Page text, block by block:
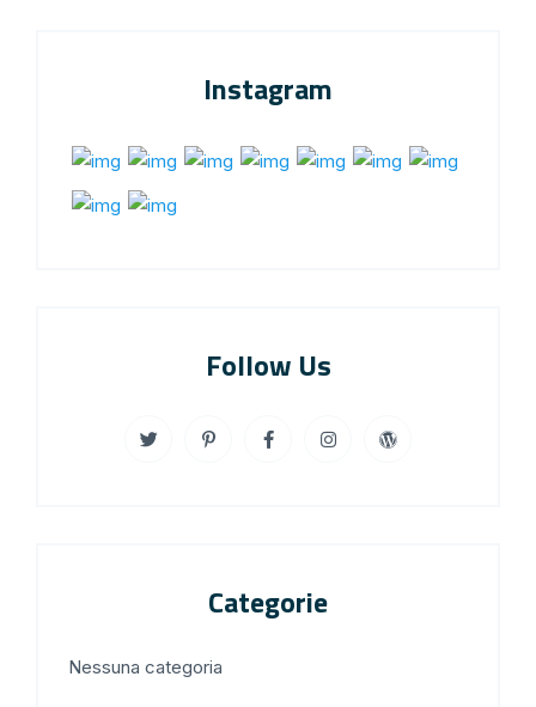
Instagram
Follow Us
Categorie
Nessuna categoria